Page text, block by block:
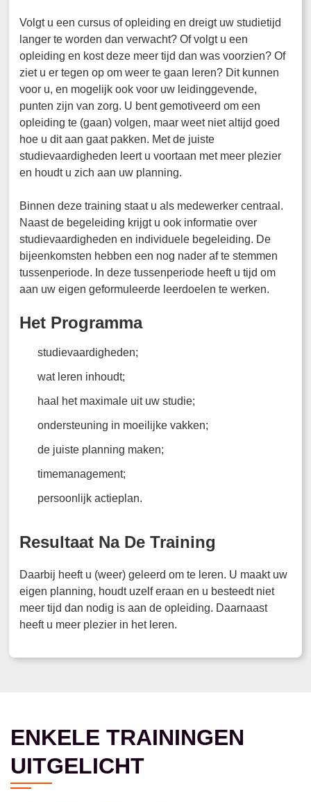
Volgt u een cursus of opleiding en dreigt uw studietijd
langer te worden dan verwacht? Of volgt u een
opleiding en kost deze meer tijd dan was voorzien? Of
ziet u er tegen op om weer te gaan leren? Dit kunnen
voor u, en mogelijk ook voor uw leidinggevende,
punten zijn van zorg. U bent gemotiveerd om een
opleiding te (gaan) volgen, maar weet niet altijd goed
hoe u dit aan gaat pakken. Met de juiste
studievaardigheden leert u voortaan met meer plezier
en houdt u zich aan uw planning.
Binnen deze training staat u als medewerker centraal.
Naast de begeleiding krijgt u ook informatie over
studievaardigheden en individuele begeleiding. De
bijeenkomsten hebben een nog nader af te stemmen
tussenperiode. In deze tussenperiode heeft u tijd om
aan uw eigen geformuleerde leerdoelen te werken.
Het Programma
studievaardigheden;
wat leren inhoudt;
haal het maximale uit uw studie;
ondersteuning in moeilijke vakken;
de juiste planning maken;
timemanagement;
persoonlijk actieplan.
Resultaat Na De Training
Daarbij heeft u (weer) geleerd om te leren. U maakt uw
eigen planning, houdt uzelf eraan en u besteedt niet
meer tijd dan nodig is aan de opleiding. Daarnaast
heeft u meer plezier in het leren.
ENKELE TRAININGEN
UITGELICHT